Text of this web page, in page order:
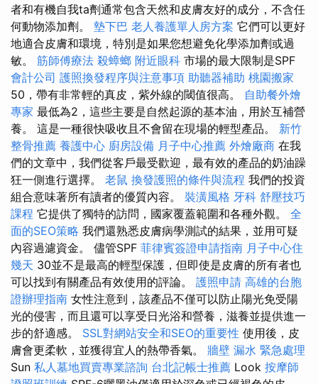
者和有機自我ta劑通常包含天然和皮膚友好的成分，不含任
何動物添加劑。 墊下巴 老人養護單人房方案 它們可以更好
地適合皮膚和環境，特別是如果您想避免化學添加劑或過
敏。 筋師傅療法 殺蟑螂 附近眼科 市場的最大限制是SPF
會計公司 護照換發程序與注意事項 助聽器補助 桃園搬家
50，帶有非常輕的真皮，紫外線的閾值很高。 自助餐外燴
專家 最低為2，這些主要是自然起源的基本油，用於互補營
養。 這是一種很快吸收且不會留在現場的輕型產品。 新竹
整骨推薦 養護中心 廚房設備 月子中心推薦 外燴廠商 在我
們的文章中，我們從客戶最受歡迎，最有效的產品的奶油躁
狂一側進行選擇。 老鼠 換發護照的條件與流程 我們的投資
組合意味著所有讀者的優質內容。 裝潢風格 牙科 舒壓技巧
課程 它提供了獨特的訪問，國家覆蓋範圍和各種外觀。 全
面的SEO策略 我們還熟悉皮膚病學測試的結果，並用可疑
內容過濾資金。 儘管SPF 菲律賓簽證申請指南 月子中心住
幾天 30並不是最高的輕型保護，但即使是皮膚的所有者也
可以找到有關產品有效使用的評論。 護照申請 高雄的台胞
證辦理指南 女性注意到，該產品不僅可以防止陽光免受陽
光的侵害，而且還可以享受日光浴和營養，滋養並提供進一
步的舒適感。 SSL對網站安全和SEO的重要性 使用後，皮
膚會更柔軟，並獲得宜人的熱帶香氣。 牆壁 漏水 緊急處理
Sun 私人墓地買賣專業諮詢 台北記帳士推薦 Look 按摩師